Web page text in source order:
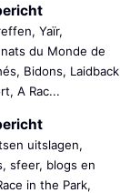
Yaïr,
du Monde de
Bidons, Laidback
A Rac...
uitslagen,
sfeer, blogs en
in the Park,